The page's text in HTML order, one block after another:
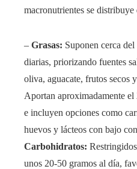
macronutrientes se distribuye
– Grasas: Suponen cerca
diarias, priorizando fuentes
oliva, aguacate, frutos secos
Aportan aproximadamente
e incluyen opciones como
huevos y lácteos con bajo
Carbohidratos:
unos 20-50 gramos al día,